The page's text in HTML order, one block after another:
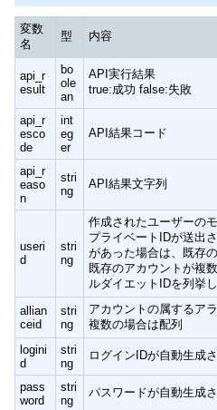
変数
名
型 内容
api_r
esult
bo
ole
an
API実行結果
true:成功 false:失敗
api_r
esco
de
int
eg
er
API結果コード
api_r
easo
n
stri
ng
API結果文字列
useri
d
stri
ng
作成されたユーザーの
プライベートIDが送出
があった場合は、既存
既存のアカウントが複
ルダイエットIDを列挙
allian
ceid
stri
ng
アカウントの属するア
複数の場合は配列
logini
d
stri
ng
ログインIDが自動生成
pass
word
stri
ng
パスワードが自動生成